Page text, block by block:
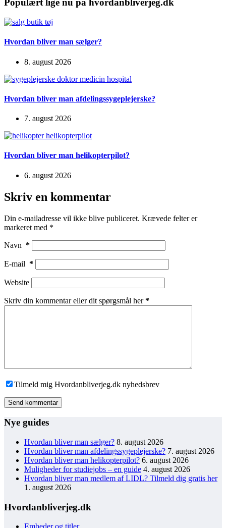
Populært lige nu på hvordanbliverjeg.dk
Hvordan bliver man sælger?
8. august 2026
Hvordan bliver man afdelingssygeplejerske?
7. august 2026
Hvordan bliver man helikopterpilot?
6. august 2026
Skriv en kommentar
Din e-mailadresse vil ikke blive publiceret. Krævede felter er
markeret med *
Navn *
E-mail *
Website
Skriv din kommentar eller dit spørgsmål her*
Tilmeld mig Hvordanbliverjeg.dk nyhedsbrev
Send kommentar
Nye guides
Hvordan bliver man sælger? 8. august 2026
Hvordan bliver man afdelingssygeplejerske? 7. august 2026
Hvordan bliver man helikopterpilot? 6. august 2026
Muligheder for studiejobs – en guide 4. august 2026
Hvordan bliver man medlem af LIDL? Tilmeld dig gratis her
1. august 2026
Hvordanbliverjeg.dk